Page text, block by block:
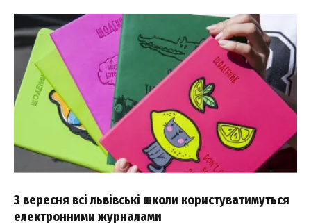
З вересня всі львівські школи користуватимуться
електронними журналами